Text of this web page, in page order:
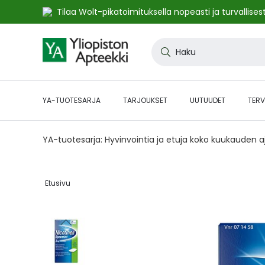
Tilaa Wolt-pikatoimituksella nopeasti ja
to
Content
YA-TUOTESARJA TARJOUKSET UUTUUDET
YA-tuotesarja: Hyvinvointia ja etuja koko
Etusivu‎
Skip
the
end